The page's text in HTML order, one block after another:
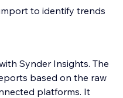
to identify trends
Synder Insights. The
based on the raw
platforms. It